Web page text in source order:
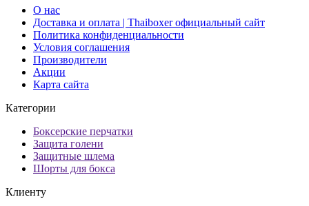
О нас
Доставка и оплата | Thaiboxer официальный сайт
Политика конфиденциальности
Условия соглашения
Производители
Акции
Карта сайта
Категории
Боксерские перчатки
Защита голени
Защитные шлема
Шорты для бокса
Клиенту